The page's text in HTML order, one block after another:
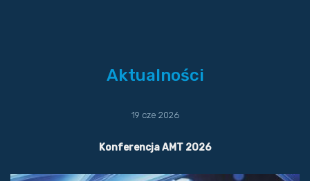
Aktualności
19 cze 2026
Konferencja AMT 2026